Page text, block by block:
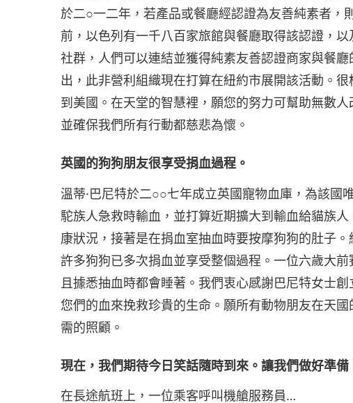
於二○一二年，若產品或餐廳經認證為友善純素者，
前，以色列有一千八百家旅館與餐廳取得該認證，
社群，人們可以連結並獲得純素友善認證商家與餐
出，此非營利組織現在打算在紐約市展開該活動。
到美國。在天堂的智慧裡，願您的努力可幫助無數
並確保我們所有行動都慈悲為懷。
英國的狗狗朋友很享受捐血過程。
溫蒂·巴尼特於二○○七年成立英國寵物血庫，為該國
駝族人急救時輸血，並打算近期擴大到輸血給貓族
康狀況，接著是在捐血室抽血時要按摩狗狗的肚子
許多狗狗已多次捐血並享受整個過程。一位六歲大
且據悉抽血時都會睡著。我們衷心感謝巴尼特女士
您們的血來挽救珍貴的生命。願所有動物朋友在天
需的照顧。
現在，我們期待今日笑話隨時到來。讓我們做好準備
在長途航班上，一位乘客呼叫機艙服務員…